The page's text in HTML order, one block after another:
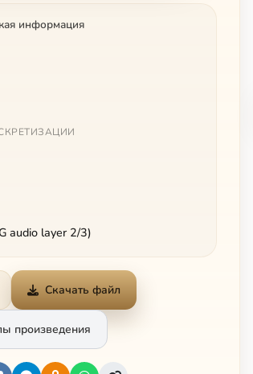
информация
audio layer 2/3)
Скачать файл
произведения